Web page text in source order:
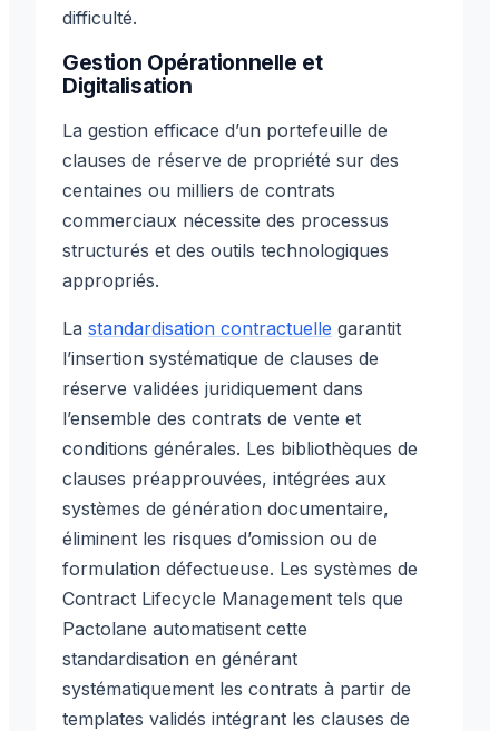
difficulté.
Gestion Opérationnelle et
Digitalisation
La gestion efficace d’un portefeuille de
clauses de réserve de propriété sur des
centaines ou milliers de contrats
commerciaux nécessite des processus
structurés et des outils technologiques
appropriés.
La standardisation contractuelle garantit
l’insertion systématique de clauses de
réserve validées juridiquement dans
l’ensemble des contrats de vente et
conditions générales. Les bibliothèques de
clauses préapprouvées, intégrées aux
systèmes de génération documentaire,
éliminent les risques d’omission ou de
formulation défectueuse. Les systèmes de
Contract Lifecycle Management tels que
Pactolane automatisent cette
standardisation en générant
systématiquement les contrats à partir de
templates validés intégrant les clauses de